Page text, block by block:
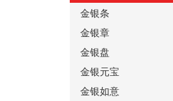
金银条
金银章
金银盘
金银元宝
金银如意